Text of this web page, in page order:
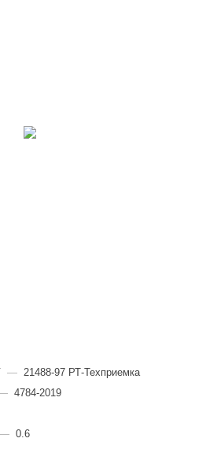
— 21488-97 РТ-Техприемка
4784-2019
— 0.6